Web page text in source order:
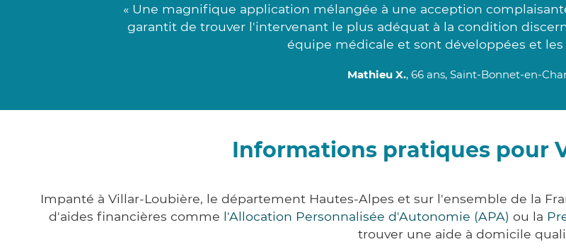
« Une magnifique application mélangée à une acception
garantit de trouver l'intervenant le plus adéquat à la condition
équipe médicale et sont développées et les
Mathieu X., 66 ans, Saint-Bonnet-en-
Informations pratiques pour
Impanté à Villar-Loubière, le département Hautes-Alpes et sur l'ensemble de la
d'aides financières comme l'Allocation Personnalisée d'Autonomie (APA) ou la
trouver une aide à domicile